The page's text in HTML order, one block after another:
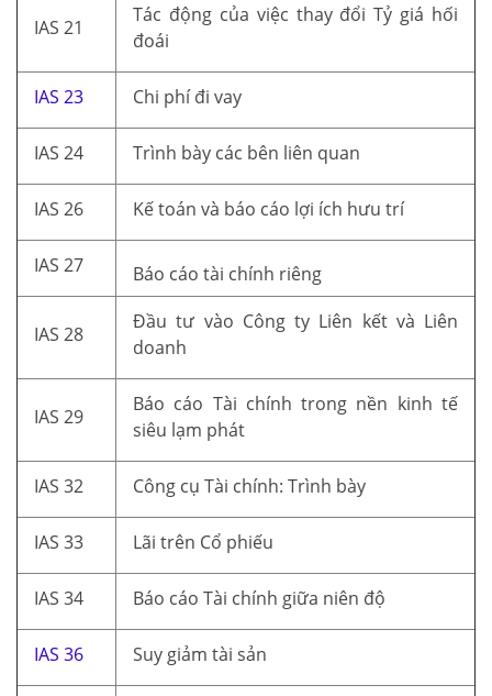
IAS 21
Tác động của việc thay đổi Tỷ giá hối
đoái
IAS 23 Chi phí đi vay
IAS 24 Trình bày các bên liên quan
IAS 26 Kế toán và báo cáo lợi ích hưu trí
IAS 27 Báo cáo tài chính riêng
IAS 28
Đầu tư vào Công ty Liên kết và Liên
doanh
IAS 29
Báo cáo Tài chính trong nền kinh tế
siêu lạm phát
IAS 32 Công cụ Tài chính: Trình bày
IAS 33 Lãi trên Cổ phiếu
IAS 34 Báo cáo Tài chính giữa niên độ
IAS 36 Suy giảm tài sản